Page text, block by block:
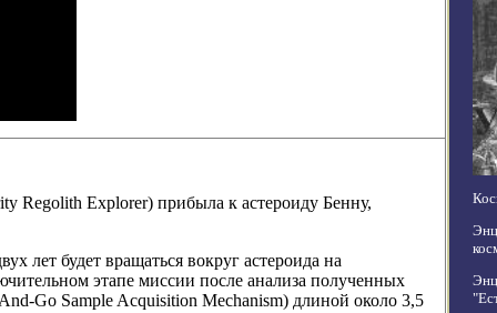
Regolith Explorer) прибыла к астероиду Бенну,
лет будет вращаться вокруг астероида на
этапе миссии после анализа полученных
Go Sample Acquisition Mechanism) длиной около 3,5